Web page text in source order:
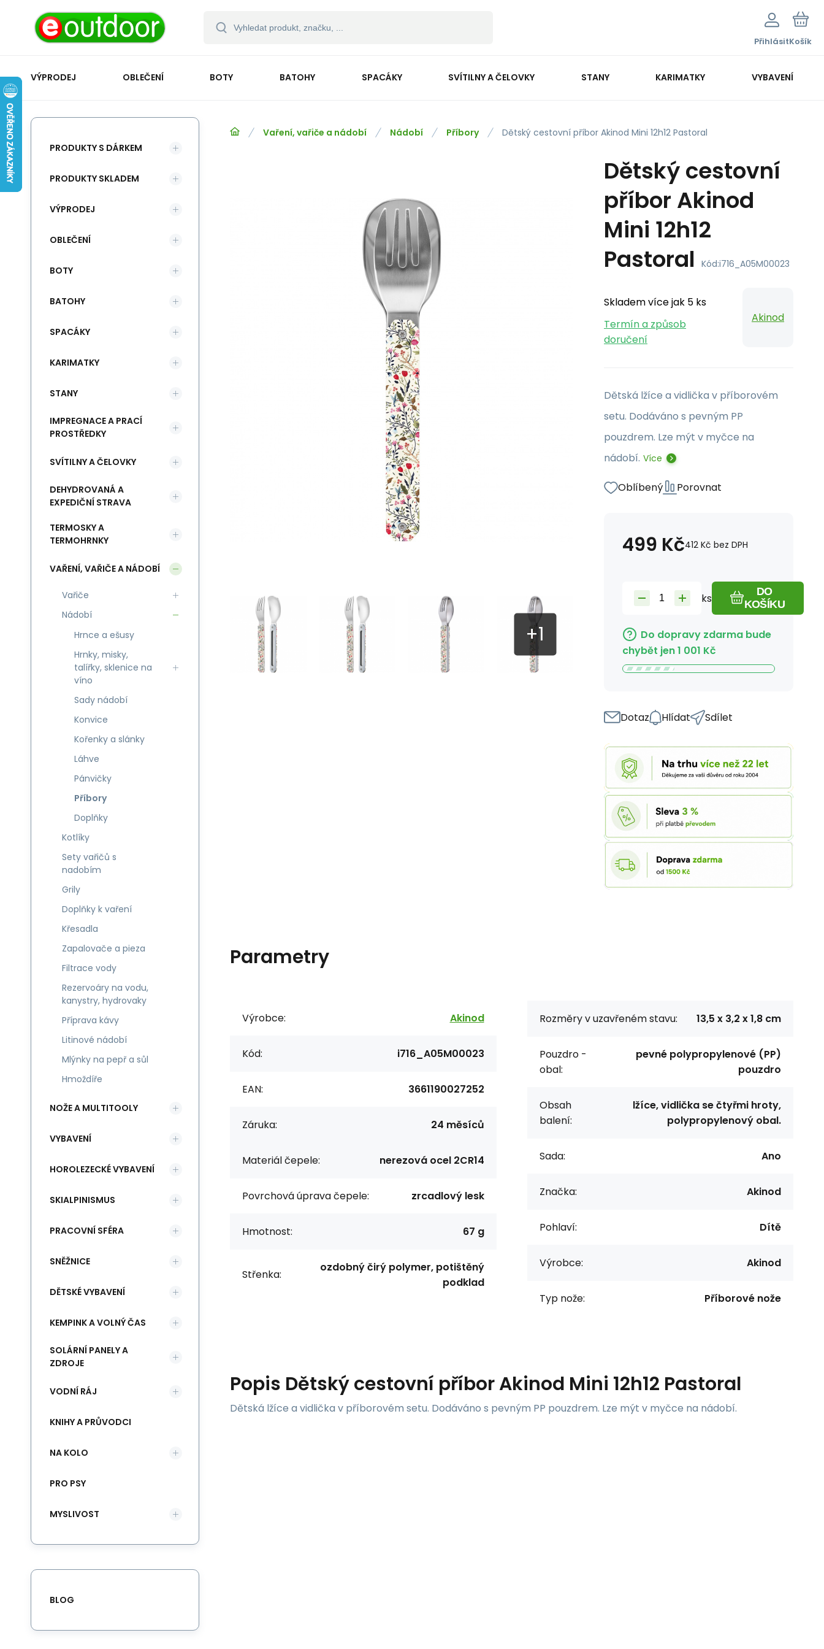
PřihlásitKošík
VÝPRODEJ OBLEČENÍ BOTY BATOHY SPACÁKY SVÍTILNY A ČELOVKY STANY KARIMATKY VYBAVENÍ
Vaření, vařiče a nádobí Nádobí Příbory Dětský cestovní příbor Akinod Mini 12h12 Pastoral
Dětský cestovní
příbor Akinod
Mini 12h12
Pastoral Kód:i716_A05M00023
Skladem více jak 5 ks
Termín a způsob
doručení
Akinod
Dětská lžíce a vidlička v příborovém
setu. Dodáváno s pevným PP
pouzdrem. Lze mýt v myčce na
nádobí. Více
Oblíbený Porovnat
499 Kč412 Kč bez DPH
ks
DO
KOŠÍKU
Do dopravy zdarma bude
chybět jen1 001 Kč
Dotaz Hlídat Sdílet
Parametry
Výrobce: Akinod
Kód: i716_A05M00023
EAN: 3661190027252
Záruka: 24 měsíců
Materiál čepele: nerezová ocel 2CR14
Povrchová úprava čepele: zrcadlový lesk
Hmotnost: 67 g
Střenka:
ozdobný čirý polymer, potištěný
podklad
Rozměry v uzavřeném stavu: 13,5 x 3,2 x 1,8 cm
Pouzdro -
obal:
pevné polypropylenové (PP)
pouzdro
Obsah
balení:
lžíce, vidlička se čtyřmi hroty,
polypropylenový obal.
Sada: Ano
Značka: Akinod
Pohlaví: Dítě
Výrobce: Akinod
Typ nože: Příborové nože
Popis Dětský cestovní příbor Akinod Mini 12h12 Pastoral
Dětská lžíce a vidlička v příborovém setu. Dodáváno s pevným PP pouzdrem. Lze mýt v myčce na nádobí.
PRODUKTY S DÁRKEM
PRODUKTY SKLADEM
VÝPRODEJ
OBLEČENÍ
BOTY
BATOHY
SPACÁKY
KARIMATKY
STANY
IMPREGNACE A PRACÍ
PROSTŘEDKY
SVÍTILNY A ČELOVKY
DEHYDROVANÁ A
EXPEDIČNÍ STRAVA
TERMOSKY A
TERMOHRNKY
VAŘENÍ, VAŘIČE A NÁDOBÍ
Vařiče
Nádobí
Hrnce a ešusy
Hrnky, misky,
talířky, sklenice na
víno
Sady nádobí
Konvice
Kořenky a slánky
Láhve
Pánvičky
Příbory
Doplňky
Kotlíky
Sety vařičů s
nadobím
Grily
Doplňky k vaření
Křesadla
Zapalovače a pieza
Filtrace vody
Rezervoáry na vodu,
kanystry, hydrovaky
Příprava kávy
Litinové nádobí
Mlýnky na pepř a sůl
Hmoždíře
NOŽE A MULTITOOLY
VYBAVENÍ
HOROLEZECKÉ VYBAVENÍ
SKIALPINISMUS
PRACOVNÍ SFÉRA
SNĚŽNICE
DĚTSKÉ VYBAVENÍ
KEMPINK A VOLNÝ ČAS
SOLÁRNÍ PANELY A
ZDROJE
VODNÍ RÁJ
KNIHY A PRŮVODCI
NA KOLO
PRO PSY
MYSLIVOST
BLOG